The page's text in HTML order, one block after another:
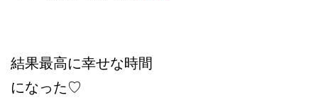
結果最高に幸せな時間
になった♡